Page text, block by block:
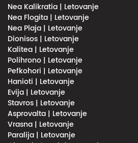
Nea Kalikratia | Letovanje
Nea Flogita | Letovanje
Nea Plaja | Letovanje
Dionisos | Letovanje
Kalitea | Letovanje
Polihrono | Letovanje
Pefkohori | Letovanje
Hanioti | Letovanje
Evija | Letovanje
Stavros | Letovanje
Asprovalta | Letovanje
Vrasna | Letovanje
Paralija | Letovanje